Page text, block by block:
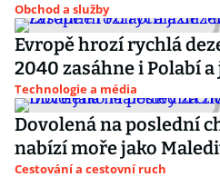
Obchod a služby
Evropě hrozí rychlá
2040 zasáhne i Polabí
Technologie a média
Dovolená na poslední
nabízí moře jako
Cestování a cestovní ruch